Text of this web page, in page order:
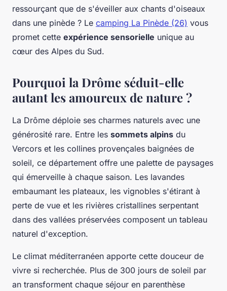
ressourçant que de s'éveiller aux chants d'oiseaux
dans une pinède ? Le camping La Pinède (26) vous
promet cette expérience sensorielle unique au
cœur des Alpes du Sud.
Pourquoi la Drôme séduit-elle
autant les amoureux de nature ?
La Drôme déploie ses charmes naturels avec une
générosité rare. Entre les sommets alpins du
Vercors et les collines provençales baignées de
soleil, ce département offre une palette de paysages
qui émerveille à chaque saison. Les lavandes
embaumant les plateaux, les vignobles s'étirant à
perte de vue et les rivières cristallines serpentant
dans des vallées préservées composent un tableau
naturel d'exception.
Le climat méditerranéen apporte cette douceur de
vivre si recherchée. Plus de 300 jours de soleil par
an transforment chaque séjour en parenthèse